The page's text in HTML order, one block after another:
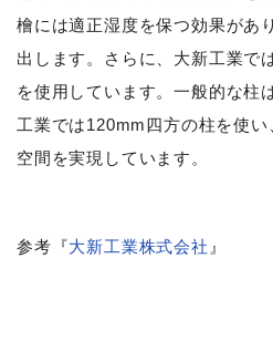
檜には適正湿度を保つ効果があ
出します。さらに、大新工業で
を使用しています。一般的な柱
工業では120mm四方の柱を使
空間を実現しています。
参考『大新工業株式会社 』